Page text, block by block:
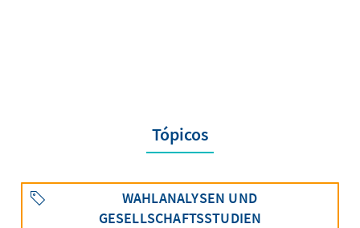
Tópicos
WAHLANALYSEN UND
GESELLSCHAFTSSTUDIEN